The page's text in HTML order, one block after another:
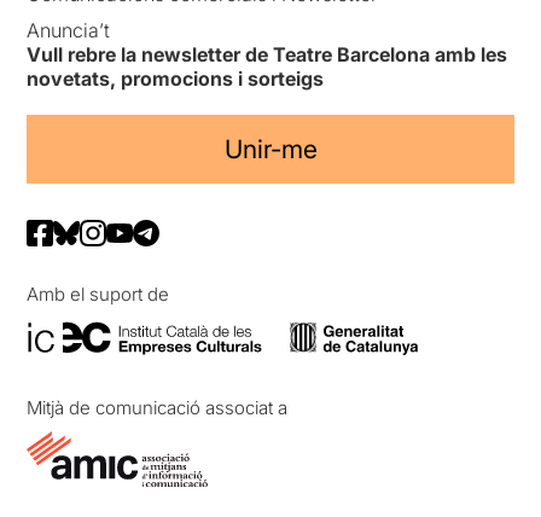
Anuncia’t
Vull rebre la newsletter de Teatre Barcelona amb les
novetats, promocions i sorteigs
Unir-me
Amb el suport de
Mitjà de comunicació associat a